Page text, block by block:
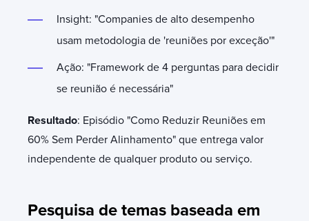
Insight: "Companies de alto desempenho
usam metodologia de 'reuniões por exceção'"
Ação: "Framework de 4 perguntas para decidir
se reunião é necessária"
Resultado: Episódio "Como Reduzir Reuniões em
60% Sem Perder Alinhamento" que entrega valor
independente de qualquer produto ou serviço.
Pesquisa de temas baseada em